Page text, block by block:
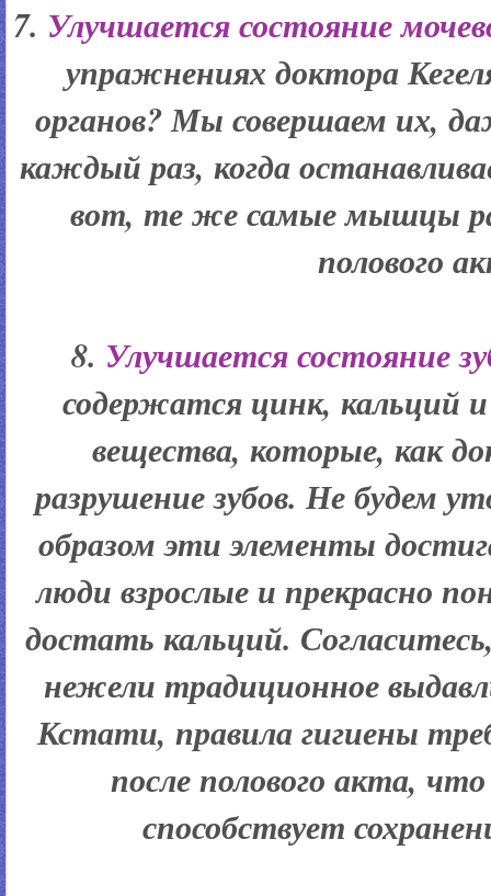
7. Улучшается состояние
упражнениях доктора
органов? Мы совершаем их,
каждый раз, когда
вот, те же самые мышцы
полового
8. Улучшается состояние
содержатся цинк, кальций
вещества, которые, как
разрушение зубов. Не будем
образом эти элементы
люди взрослые и прекрасно
достать кальций.
нежели традиционное
Кстати, правила гигиены
после полового акта,
способствует